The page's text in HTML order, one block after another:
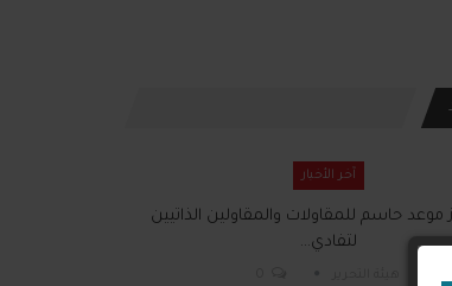
آخر الأخبار
موعد حاسم للمقاولات والمقاولين الذاتيين
لتفادي…